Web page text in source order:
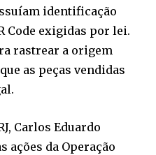
identificação
Code exigidas por lei.
rastrear a origem
as peças vendidas
Carlos Eduardo
ações da Operação